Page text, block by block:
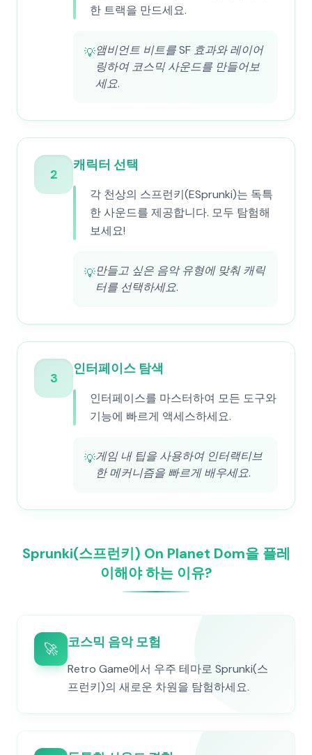
한 트랙을 만드세요.
💡앰비언트 비트를 SF 효과와 레이어
링하여 코스믹 사운드를 만들어보
세요.
2
캐릭터 선택
각 천상의 스프런키(ESprunki)는 독특
한 사운드를 제공합니다. 모두 탐험해
보세요!
💡만들고 싶은 음악 유형에 맞춰 캐릭
터를 선택하세요.
3
인터페이스 탐색
인터페이스를 마스터하여 모든 도구와
기능에 빠르게 액세스하세요.
💡게임 내 팁을 사용하여 인터랙티브
한 메커니즘을 빠르게 배우세요.
Sprunki(스프런키) On Planet Dom을 플레
이해야 하는 이유?
🚀 코스믹 음악 모험
Retro Game에서 우주 테마로 Sprunki(스
프런키)의 새로운 차원을 탐험하세요.